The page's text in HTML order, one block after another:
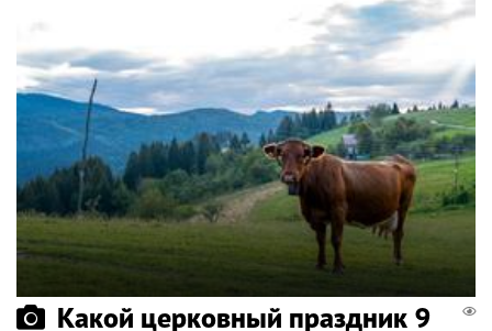
Какой церковный праздник 9